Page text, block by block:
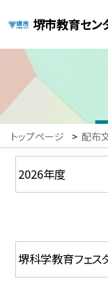
堺市教育セン
トップページ > 配布